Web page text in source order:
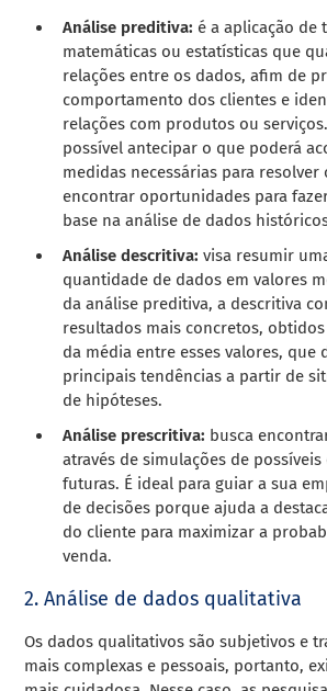
Análise preditiva: é a aplicação de
matemáticas ou estatísticas que
relações entre os dados, afim de
comportamento dos clientes e
relações com produtos ou serviços.
possível antecipar o que poderá
medidas necessárias para
encontrar oportunidades para
base na análise de dados
Análise descritiva: visa resumir
quantidade de dados em valores
da análise preditiva, a descritiva
resultados mais concretos,
da média entre esses valores, que
principais tendências a partir de
de hipóteses.
Análise prescritiva: busca
através de simulações de
futuras. É ideal para guiar a sua
de decisões porque ajuda a
do cliente para maximizar a
venda.
2. Análise de dados qualitativa
Os dados qualitativos são subjetivos e
mais complexas e pessoais, portanto,